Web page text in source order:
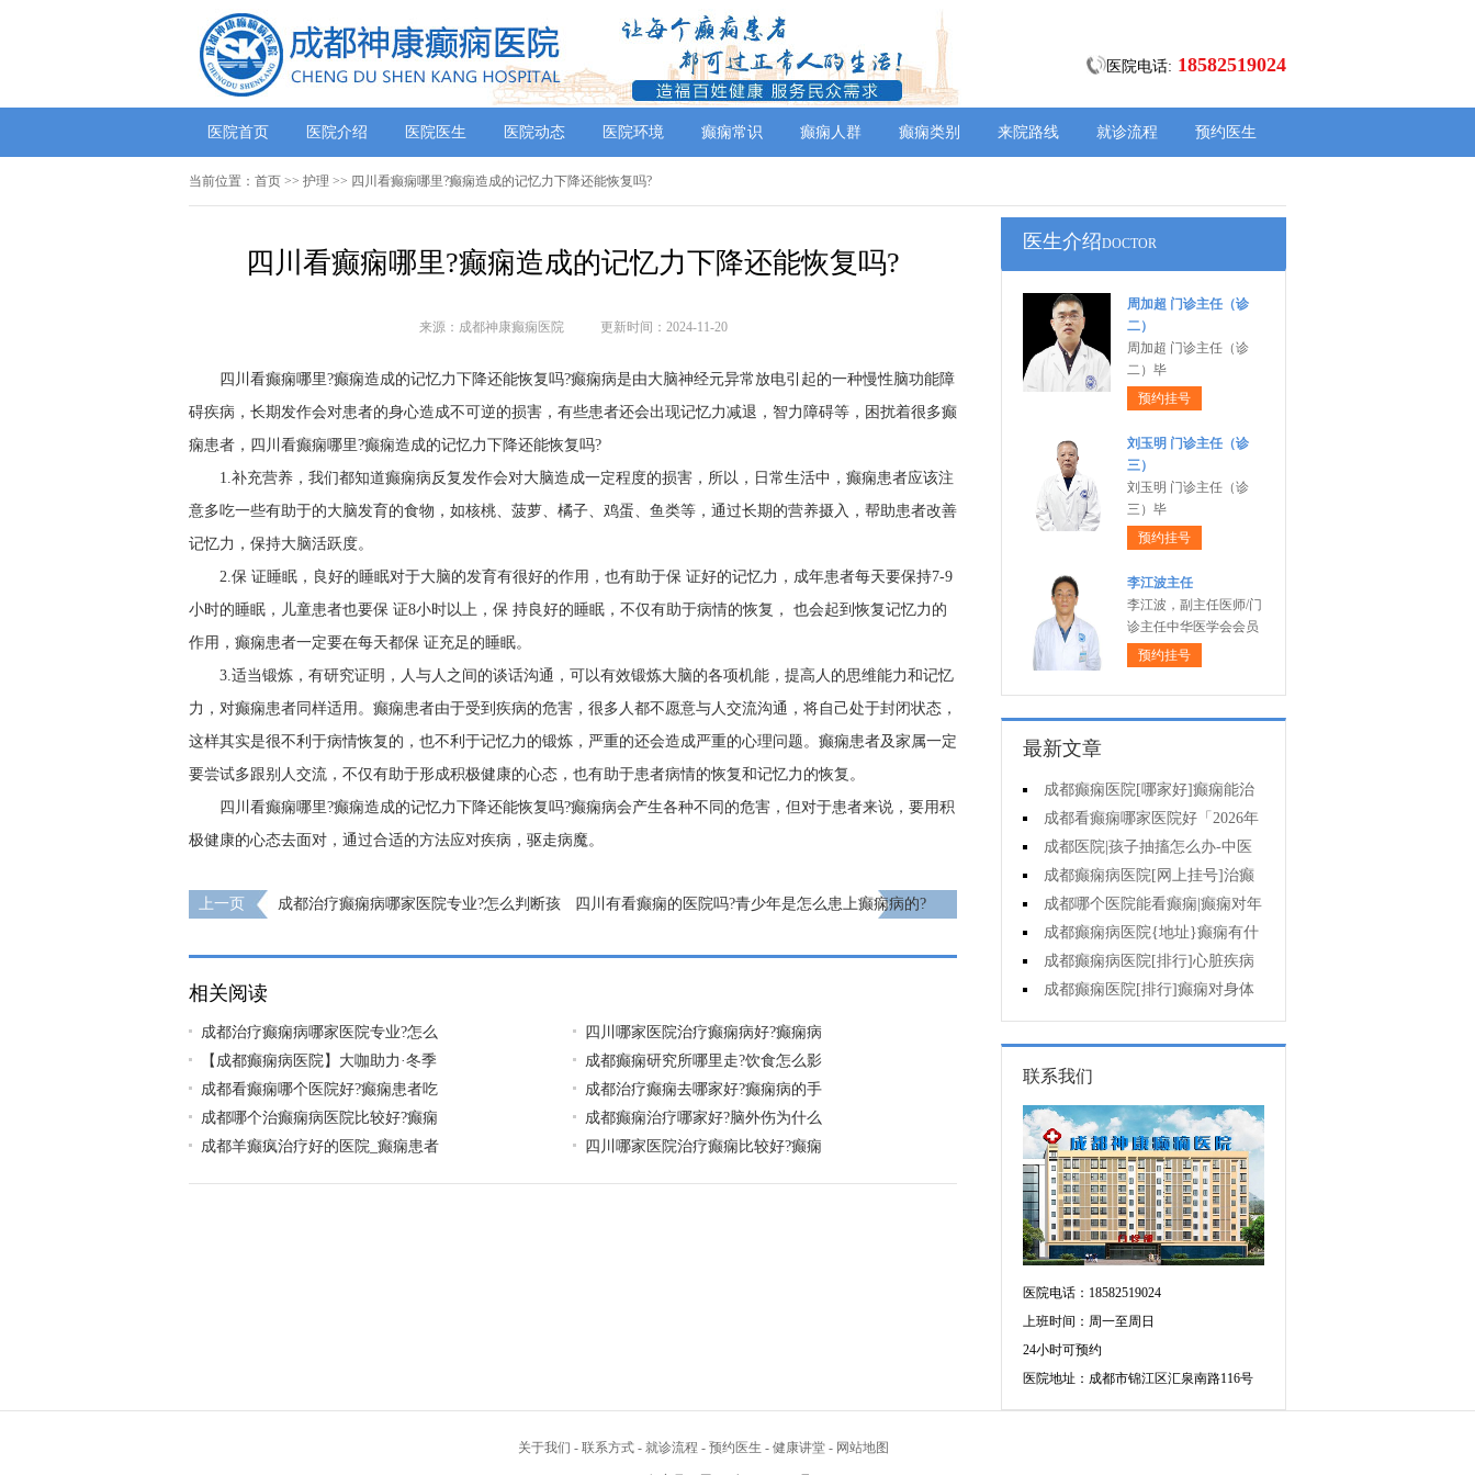
医院电话: 18582519024
医院首页 医院介绍 医院医生 医院动态 医院环境 癫痫常识 癫痫人群 癫痫类别 来院路线 就诊流程 预约医生
当前位置： 首页 >> 护理 >> 四川看癫痫哪里?癫痫造成的记忆力下降还能恢复吗?
四川看癫痫哪里?癫痫造成的记忆力下降还能恢复吗?
来源：成都神康癫痫医院 更新时间：2024-11-20
四川看癫痫哪里?癫痫造成的记忆力下降还能恢复吗?癫痫病是由大脑神经元异常放电引起的一种慢性脑功能障
碍疾病，长期发作会对患者的身心造成不可逆的损害，有些患者还会出现记忆力减退，智力障碍等，困扰着很多癫
痫患者，四川看癫痫哪里?癫痫造成的记忆力下降还能恢复吗?
1.补充营养，我们都知道癫痫病反复发作会对大脑造成一定程度的损害，所以，日常生活中，癫痫患者应该注
意多吃一些有助于的大脑发育的食物，如核桃、菠萝、橘子、鸡蛋、鱼类等，通过长期的营养摄入，帮助患者改善
记忆力，保持大脑活跃度。
2.保 证睡眠，良好的睡眠对于大脑的发育有很好的作用，也有助于保 证好的记忆力，成年患者每天要保持7-9
小时的睡眠，儿童患者也要保 证8小时以上，保 持良好的睡眠，不仅有助于病情的恢复， 也会起到恢复记忆力的
作用，癫痫患者一定要在每天都保 证充足的睡眠。
3.适当锻炼，有研究证明，人与人之间的谈话沟通，可以有效锻炼大脑的各项机能，提高人的思维能力和记忆
力，对癫痫患者同样适用。癫痫患者由于受到疾病的危害，很多人都不愿意与人交流沟通，将自己处于封闭状态，
这样其实是很不利于病情恢复的，也不利于记忆力的锻炼，严重的还会造成严重的心理问题。癫痫患者及家属一定
要尝试多跟别人交流，不仅有助于形成积极健康的心态，也有助于患者病情的恢复和记忆力的恢复。
四川看癫痫哪里?癫痫造成的记忆力下降还能恢复吗?癫痫病会产生各种不同的危害，但对于患者来说，要用积
极健康的心态去面对，通过合适的方法应对疾病，驱走病魔。
上一页
成都治疗癫痫病哪家医院专业?怎么判断孩
四川有看癫痫的医院吗?青少年是怎么患上癫痫病的?
相关阅读
成都治疗癫痫病哪家医院专业?怎么
四川哪家医院治疗癫痫病好?癫痫病
【成都癫痫病医院】大咖助力·冬季
成都癫痫研究所哪里走?饮食怎么影
成都看癫痫哪个医院好?癫痫患者吃
成都治疗癫痫去哪家好?癫痫病的手
成都哪个治癫痫病医院比较好?癫痫
成都癫痫治疗哪家好?脑外伤为什么
成都羊癫疯治疗好的医院_癫痫患者
四川哪家医院治疗癫痫比较好?癫痫
医生介绍DOCTOR
周加超 门诊主任（诊
二）
周加超 门诊主任（诊
二）毕
预约挂号
刘玉明 门诊主任（诊
三）
刘玉明 门诊主任（诊
三）毕
预约挂号
李江波主任
李江波，副主任医师/门
诊主任中华医学会会员
预约挂号
最新文章
成都癫痫医院[哪家好]癫痫能治
疗好吗?
成都看癫痫哪家医院好「2026年
度公布」癫痫病人的食谱应该怎么
安排?
成都医院|孩子抽搐怎么办-中医
治疗抽搐偏方是什么?
成都癫痫病医院[网上挂号]治癫
痫要了解哪些常识问题?
成都哪个医院能看癫痫|癫痫对年
轻人危害有多大?
成都癫痫病医院{地址}癫痫有什
么共患病呢?
成都癫痫病医院[排行]心脏疾病
会导致癫痫吗?
成都癫痫医院[排行]癫痫对身体
会有影响吗?
联系我们
医院电话：18582519024
上班时间：周一至周日
24小时可预约
医院地址：成都市锦江区汇泉南路116号
关于我们 - 联系方式 - 就诊流程 - 预约医生 - 健康讲堂 - 网站地图